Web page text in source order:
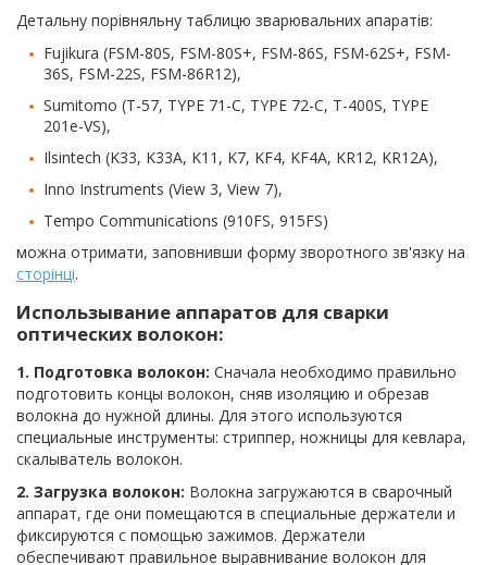
Детальну порівняльну таблицю зварювальних апаратів:
Fujikura (FSM-80S, FSM-80S+, FSM-86S, FSM-62S+, FSM-
36S, FSM-22S, FSM-86R12),
Sumitomo (T-57, TYPE 71-C, TYPE 72-C, T-400S, TYPE
201e-VS),
Ilsintech (K33, K33A, K11, K7, KF4, KF4A, KR12, KR12A),
Inno Instruments (View 3, View 7),
Tempo Communications (910FS, 915FS)
можна отримати, заповнивши форму зворотного зв'язку на
сторінці.
Использывание аппаратов для сварки
оптических волокон:
1. Подготовка волокон: Сначала необходимо правильно
подготовить концы волокон, сняв изоляцию и обрезав
волокна до нужной длины. Для этого используются
специальные инструменты: стриппер, ножницы для кевлара,
скалыватель волокон.
2. Загрузка волокон: Волокна загружаются в сварочный
аппарат, где они помещаются в специальные держатели и
фиксируются с помощью зажимов. Держатели
обеспечивают правильное выравнивание волокон для